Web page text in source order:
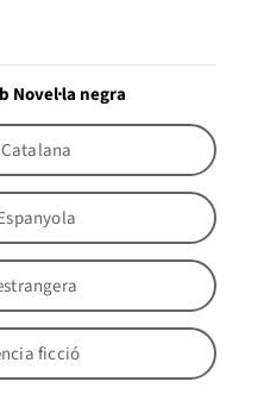
Novel·la negra
ficció